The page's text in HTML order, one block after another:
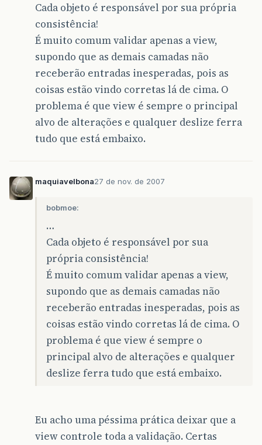
Cada objeto é responsável por sua própria
consistência!
É muito comum validar apenas a view,
supondo que as demais camadas não
receberão entradas inesperadas, pois as
coisas estão vindo corretas lá de cima. O
problema é que view é sempre o principal
alvo de alterações e qualquer deslize ferra
tudo que está embaixo.
maquiavelbona27 de nov. de 2007
bobmoe:
…
Cada objeto é responsável por sua
própria consistência!
É muito comum validar apenas a view,
supondo que as demais camadas não
receberão entradas inesperadas, pois as
coisas estão vindo corretas lá de cima. O
problema é que view é sempre o
principal alvo de alterações e qualquer
deslize ferra tudo que está embaixo.
Eu acho uma péssima prática deixar que a
view controle toda a validação. Certas